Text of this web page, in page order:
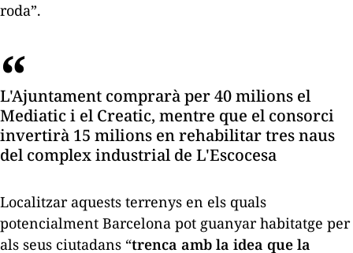
roda”.
L'Ajuntament comprarà per 40 milions el
Mediatic i el Creatic, mentre que el consorci
invertirà 15 milions en rehabilitar tres naus
del complex industrial de L'Escocesa
Localitzar aquests terrenys en els quals
potencialment Barcelona pot guanyar habitatge per
als seus ciutadans “trenca amb la idea que la